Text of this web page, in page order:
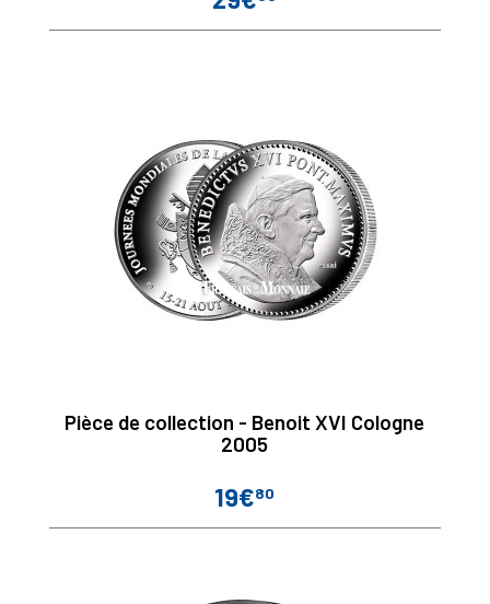
Pièce de collection - Benoit XVI Cologne
2005
Prix
19€80